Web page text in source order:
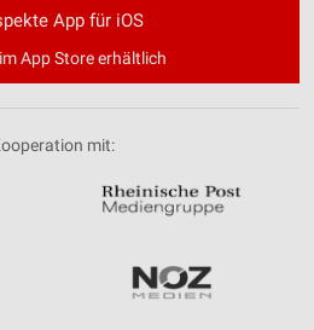
App für iOS
App Store erhältlich
mit: